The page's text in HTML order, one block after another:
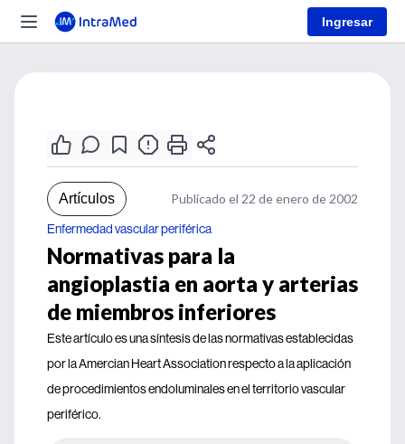
Ingresar
Artículos Publicado el 22 de enero de 2002
Enfermedad vascular periférica
Normativas para la
angioplastia en aorta y arterias
de miembros inferiores
Este artículo es una síntesis de las normativas establecidas
por la Amercian Heart Association respecto a la aplicación
de procedimientos endoluminales en el territorio vascular
periférico.